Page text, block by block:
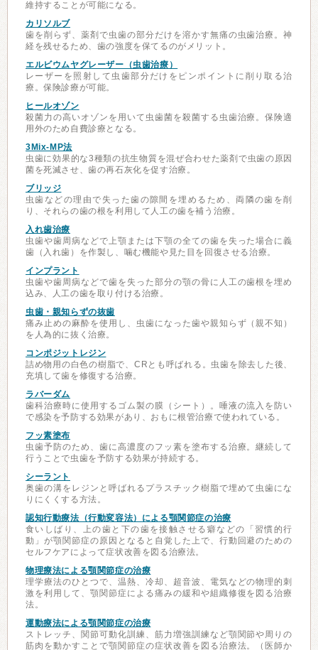
維持することが可能になる。
カリソルブ
歯を削らず、薬剤で虫歯の部分だけを溶かす無痛の虫歯治療。神
経を残せるため、歯の強度を保てるのがメリット。
エルビウムヤグレーザー（虫歯治療）
レーザーを照射して虫歯部分だけをピンポイントに削り取る治
療。保険診療が可能。
ヒールオゾン
殺菌力の高いオゾンを用いて虫歯菌を殺菌する虫歯治療。保険適
用外のため自費診療となる。
3Mix-MP法
虫歯に効果的な3種類の抗生物質を混ぜ合わせた薬剤で虫歯の原因
菌を死滅させ、歯の再石灰化を促す治療。
ブリッジ
虫歯などの理由で失った歯の隙間を埋めるため、両隣の歯を削
り、それらの歯の根を利用して人工の歯を補う治療。
入れ歯治療
虫歯や歯周病などで上顎または下顎の全ての歯を失った場合に義
歯（入れ歯）を作製し、噛む機能や見た目を回復させる治療。
インプラント
虫歯や歯周病などで歯を失った部分の顎の骨に人工の歯根を埋め
込み、人工の歯を取り付ける治療。
虫歯・親知らずの抜歯
痛み止めの麻酔を使用し、虫歯になった歯や親知らず（親不知）
を人為的に抜く治療。
コンポジットレジン
詰め物用の白色の樹脂で、CRとも呼ばれる。虫歯を除去した後、
充填して歯を修復する治療。
ラバーダム
歯科治療時に使用するゴム製の膜（シート）。唾液の流入を防い
で感染を予防する効果があり、おもに根管治療で使われている。
フッ素塗布
虫歯予防のため、歯に高濃度のフッ素を塗布する治療。継続して
行うことで虫歯を予防する効果が持続する。
シーラント
奥歯の溝をレジンと呼ばれるプラスチック樹脂で埋めて虫歯にな
りにくくする方法。
認知行動療法（行動変容法）による顎関節症の治療
食いしばり、上の歯と下の歯を接触させる癖などの「習慣的行
動」が顎関節症の原因となると自覚した上で、行動回避のための
セルフケアによって症状改善を図る治療法。
物理療法による顎関節症の治療
理学療法のひとつで、温熱、冷却、超音波、電気などの物理的刺
激を利用して、顎関節症による痛みの緩和や組織修復を図る治療
法。
運動療法による顎関節症の治療
ストレッチ、関節可動化訓練、筋力増強訓練など顎関節や周りの
筋肉を動かすことで顎関節症の症状改善を図る治療法。（医師か